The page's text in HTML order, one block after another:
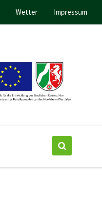
Wetter Impressum